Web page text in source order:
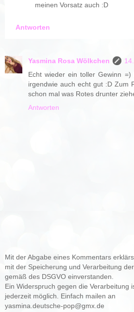
meinen Vorsatz auch :D
Antworten
Yasmina Rosa Wölkchen
Echt wieder ein toller Gewinn
irgendwie auch echt gut :D Zum
schon mal was Rotes drunter
Antworten
Mit der Abgabe eines Kommentars
mit der Speicherung und Verarbeitung
gemäß des DSGVO einverstanden.
Ein Widerspruch gegen die Verarbeitung
jederzeit möglich. Einfach mailen an
yasmina.deutsche-pop@gmx.de